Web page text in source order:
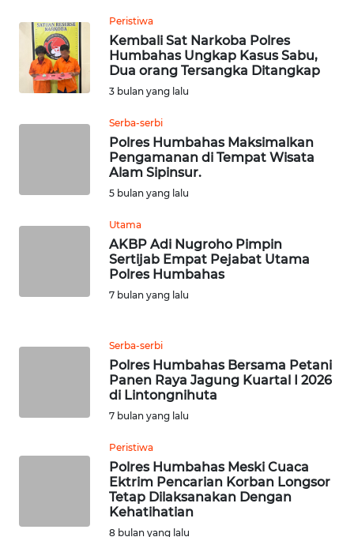
Peristiwa
Kembali Sat Narkoba Polres
Humbahas Ungkap Kasus Sabu,
Dua orang Tersangka Ditangkap
3 bulan yang lalu
Serba-serbi
Polres Humbahas Maksimalkan
Pengamanan di Tempat Wisata
Alam Sipinsur.
5 bulan yang lalu
Utama
AKBP Adi Nugroho Pimpin
Sertijab Empat Pejabat Utama
Polres Humbahas
7 bulan yang lalu
Serba-serbi
Polres Humbahas Bersama Petani
Panen Raya Jagung Kuartal I 2026
di Lintongnihuta
7 bulan yang lalu
Peristiwa
Polres Humbahas Meski Cuaca
Ektrim Pencarian Korban Longsor
Tetap Dilaksanakan Dengan
Kehatihatian
8 bulan yang lalu
Wahana
Regional
WN
JABAR
NTT